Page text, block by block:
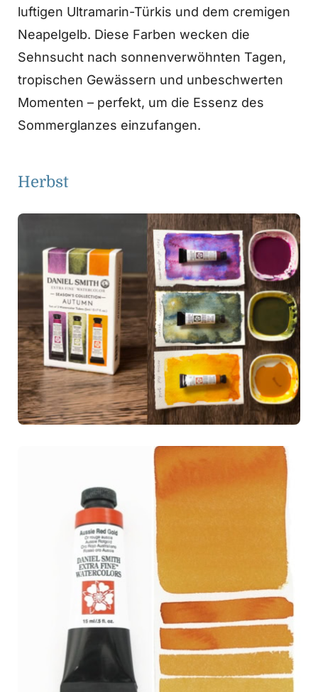
luftigen Ultramarin-Türkis und dem cremigen
Neapelgelb. Diese Farben wecken die
Sehnsucht nach sonnenverwöhnten Tagen,
tropischen Gewässern und unbeschwerten
Momenten – perfekt, um die Essenz des
Sommerglanzes einzufangen.
Herbst